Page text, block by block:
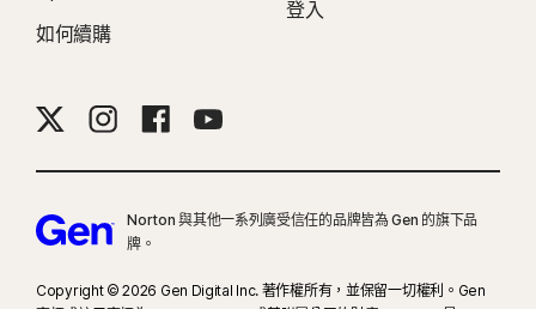
S 模式的 Windows、在 ARM 處理器上執行的 Windows)。
況，或使用者是否有手動新增遊戲，或遊戲是否曾被偵測。目前在監控中的遊戲
啟動器：Bethesda、Blizzard、Epic、ID、Origin、Rockstar、Steam、
必須使用全螢幕模式，方可抑制多數 Windows 警示。
自動深度偽造防護僅適用於支援社群媒體/影片平台上的英文版影片；如使用其
如何續購
登入
Norton 與其他一系列廣受信任的品牌皆為 Gen 的旗下品
牌。
Copyright © 2026 Gen Digital Inc. 著作權所有，並保留一切權利。Gen